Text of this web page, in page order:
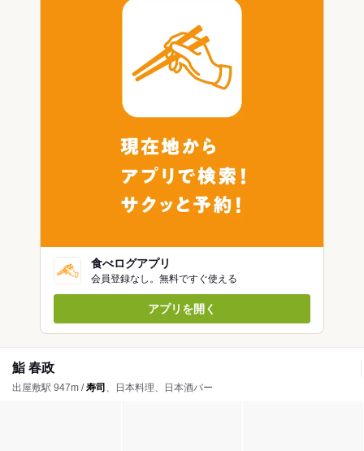
食べログアプリ
会員登録なし。無料ですぐ使える
アプリを開く
鮨 春政
出屋敷駅 947m /寿司 、日本料理、日本酒バー